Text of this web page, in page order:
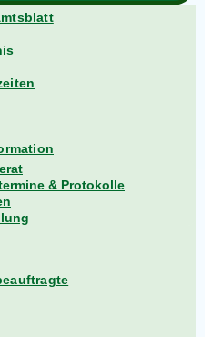
& Protokolle